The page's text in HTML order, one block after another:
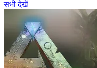
सभी देखें